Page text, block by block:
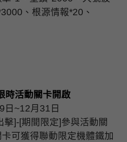
、根源情報*20 、
時活動關卡開啟
日 ~12月 31 日
擊]-[期間限定]參與活動關
可獲得聯動限定機體鐵加